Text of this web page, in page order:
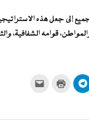
إلى جعل هذه
قوامه الشفافية،
انقر
للمشاركة
اضغط
للطباعة